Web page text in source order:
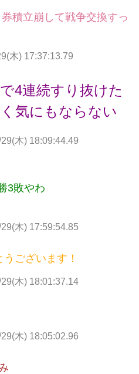
積立崩して戦争交換すっ
木) 17:37:13.79
4連続すり抜けた
気にもならない
木) 18:09:44.49
3敗やわ
木) 17:59:54.85
ございます！
木) 18:01:37.14
木) 18:05:02.96